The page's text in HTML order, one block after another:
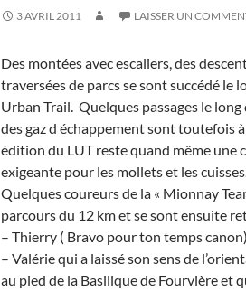
3 AVRIL 2011 LAISSER UN
Des montées avec escaliers, des
traversées de parcs se sont succédé le
Urban Trail. Quelques passages le
des gaz d échappement sont toutefois
édition du LUT reste quand même une
exigeante pour les mollets et les
Quelques coureurs de la « Mionnay
parcours du 12 km et se sont ensuite
– Thierry ( Bravo pour ton temps
– Valérie qui a laissé son sens de
au pied de la Basilique de Fourvière et